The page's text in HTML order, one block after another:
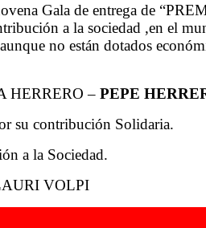
Gala de entrega de
a la sociedad ,en el
no están dotados
HERRERO – PEPE
su contribución Solidaria.
a la Sociedad.
VOLPI